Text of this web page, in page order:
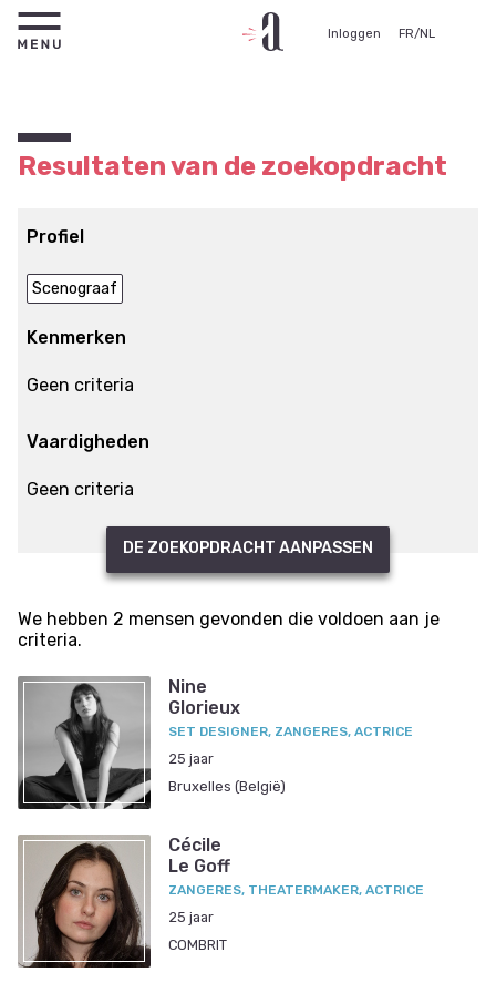
Inloggen FR/NL
Resultaten van de zoekopdracht
Profiel
Scenograaf
Kenmerken
Geen criteria
Vaardigheden
Geen criteria
DE ZOEKOPDRACHT AANPASSEN
We hebben 2 mensen gevonden die voldoen aan je
criteria.
Nine
Glorieux
SET DESIGNER, ZANGERES, ACTRICE
25 jaar
Bruxelles (België)
Cécile
Le Goff
ZANGERES, THEATERMAKER, ACTRICE
25 jaar
COMBRIT